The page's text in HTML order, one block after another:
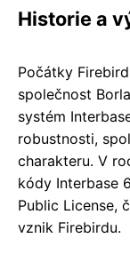
Historie a
Počátky
společnost
systém
robustnosti,
charakteru. V
kódy Interbase
Public License,
vznik Firebirdu.